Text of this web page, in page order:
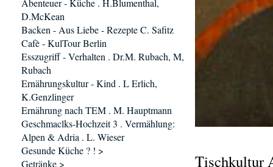
Tischkultur
Abenteuer - Küche . H.Blumenthal,
D.McKean
Backen - Aus Liebe - Rezepte C. Safitz
Cafè - KulTour Berlin
Esszugriff - Verhalten . Dr.M. Rubach, M,
Rubach
Ernährungskultur - Kind . L Erlich,
K.Genzlinger
Ernährung nach TEM . M. Hauptmann
Geschmaclks-Hochzeit 3 . Vermählung:
Alpen & Adria . L. Wieser
Gesunde Küche ? ! >
Getränke >